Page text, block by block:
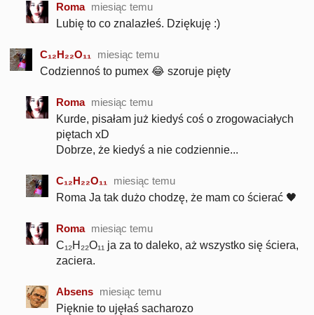
Roma miesiąc temu
Lubię to co znalazłeś. Dziękuję :)
C₁₂H₂₂O₁₁
miesiąc temu
Codziennoś to pumex 😂 szoruje pięty
Roma miesiąc temu
Kurde, pisałam już kiedyś coś o zrogowaciałych
piętach xD
Dobrze, że kiedyś a nie codziennie...
C₁₂H₂₂O₁₁
miesiąc temu
Roma Ja tak dużo chodzę, że mam co ścierać 🖤
Roma miesiąc temu
C₁₂H₂₂O₁₁ ja za to daleko, aż wszystko się ściera,
zaciera.
Absens miesiąc temu
Pięknie to ujęłaś sacharozo